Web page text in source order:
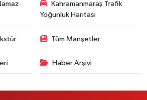
Kahramanmaraş Trafik
Yoğunluk Haritası
Tüm Manşetler
Haber Arşivi